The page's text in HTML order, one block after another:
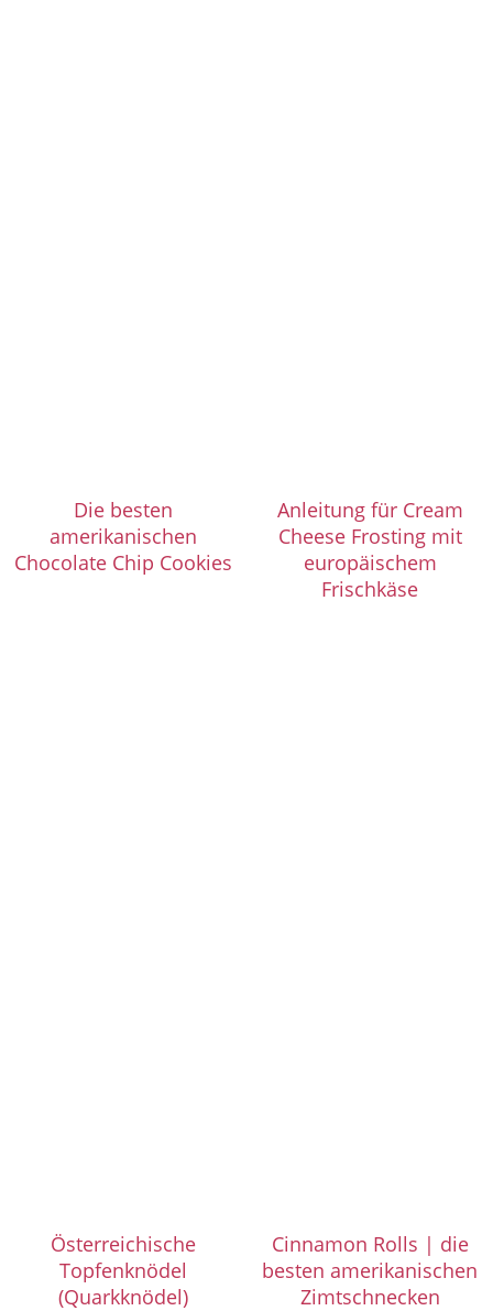
Die besten
amerikanischen
Chocolate Chip Cookies
Anleitung für Cream
Cheese Frosting mit
europäischem
Frischkäse
Österreichische
Topfenknödel
(Quarkknödel)
Cinnamon Rolls | die
besten amerikanischen
Zimtschnecken